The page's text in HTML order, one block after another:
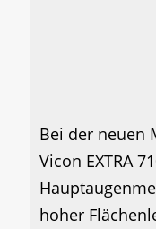
Bei der neuen
Vicon EXTRA
hoher